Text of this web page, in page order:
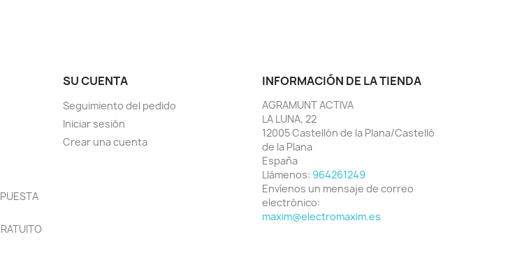
SU CUENTA
Seguimiento del pedido
Iniciar sesión
Crear una cuenta
INFORMACIÓN DE LA TIENDA
AGRAMUNT ACTIVA
LA LUNA, 22
12005 Castellón de la Plana/Castelló
de la Plana
España
Llámenos: 964261249
Envíenos un mensaje de correo
electrónico:
maxim@electromaxim.es